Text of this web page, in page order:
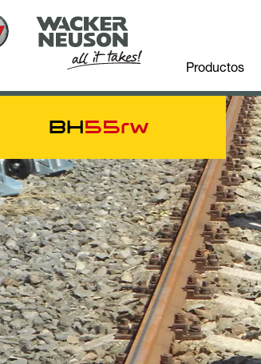
Productos
BH55rw